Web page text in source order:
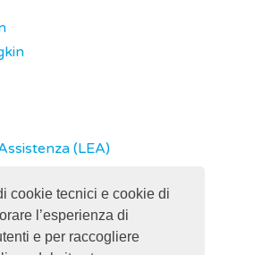
cookie tecnici e cookie di
l’esperienza di
e per raccogliere
(LEA)